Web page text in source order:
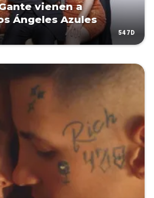
vienen a
Ángeles Azules
547D